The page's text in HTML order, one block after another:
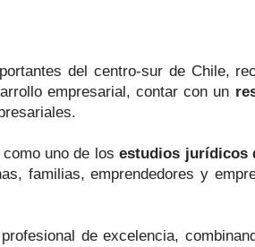
del centro-sur de Chile,
empresarial, contar con un
como uno de losestudios jurídicos
familias, emprendedores y
de excelencia,